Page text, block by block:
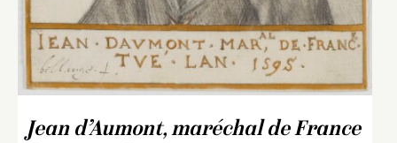
Jean d’Aumont, maréchal de France